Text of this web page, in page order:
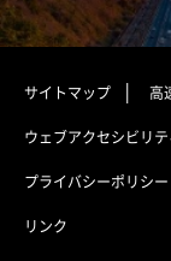
サイトマップ 高
ウェブアクセシビリ
プライバシーポリシー
リンク